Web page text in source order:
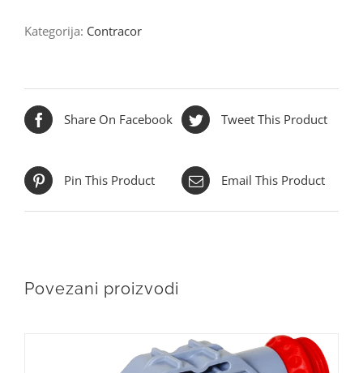
Kategorija: Contracor
Share On Facebook Tweet This Product
Pin This Product Email This Product
Povezani proizvodi